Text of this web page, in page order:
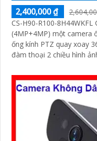
2,400,000 ₫
CS-H90-R100-
(4MP+4MP) một camera
ống kính PTZ quay xoay
đàm thoại 2 chiều hình
Camera an ninh không
đến sự an toàn và tiện lợi.